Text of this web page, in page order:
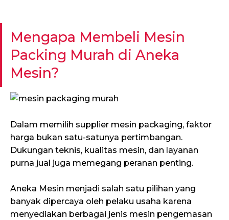
Mengapa Membeli Mesin
Packing Murah di Aneka
Mesin?
Dalam memilih supplier mesin packaging, faktor
harga bukan satu-satunya pertimbangan.
Dukungan teknis, kualitas mesin, dan layanan
purna jual juga memegang peranan penting.
Aneka Mesin menjadi salah satu pilihan yang
banyak dipercaya oleh pelaku usaha karena
menyediakan berbagai jenis mesin pengemasan